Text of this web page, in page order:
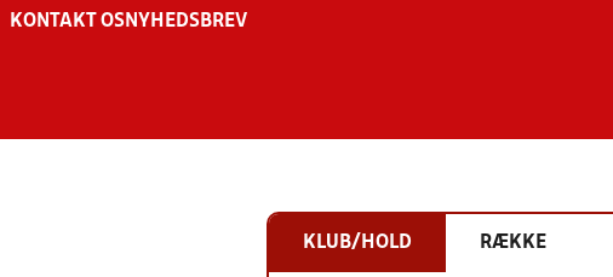
KONTAKT OS NYHEDSBREV
KLUB/HOLD RÆKKE